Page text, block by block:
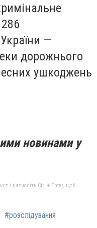
—
дорожнього
ушкоджень
новинами у
і натисніть Ctrl + Enter, щоб
#розслідування